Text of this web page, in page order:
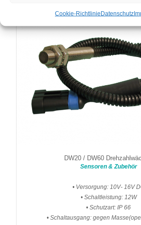
Cookie-RichtlinieDatenschutz
DW20 / DW60
Sensoren & Zubehör
• Versorgung: 10V- 16V
• Schaltleistung: 12W
• Schutzart: IP 66
• Schaltausgang: gegen